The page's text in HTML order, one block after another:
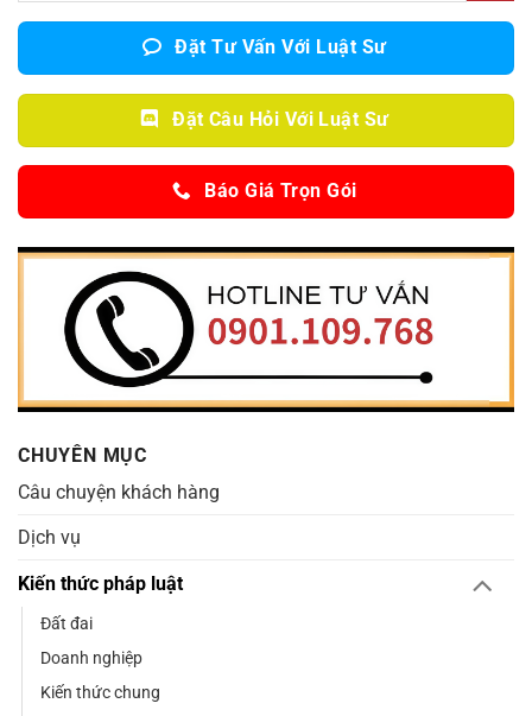
Đặt Tư Vấn Với Luật Sư
Đặt Câu Hỏi Với Luật Sư
Báo Giá Trọn Gói
CHUYÊN MỤC
Câu chuyện khách hàng
Dịch vụ
Kiến thức pháp luật
Đất đai
Doanh nghiệp
Kiến thức chung